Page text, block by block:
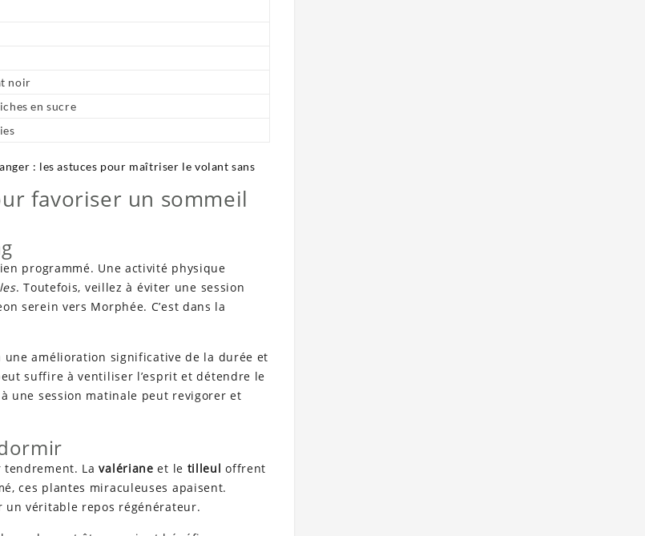
noir
en sucre
: les astuces pour maîtriser le volant sans
favoriser un sommeil
programmé. Une activité physique
. Toutefois, veillez à éviter une session
serein vers Morphée. C’est dans la
amélioration significative de la durée et
suffire à ventiliser l’esprit et détendre le
une session matinale peut revigorer et
tendrement. Lavalériane et le tilleul offrent
ces plantes miraculeuses apaisent.
un véritable repos régénérateur.